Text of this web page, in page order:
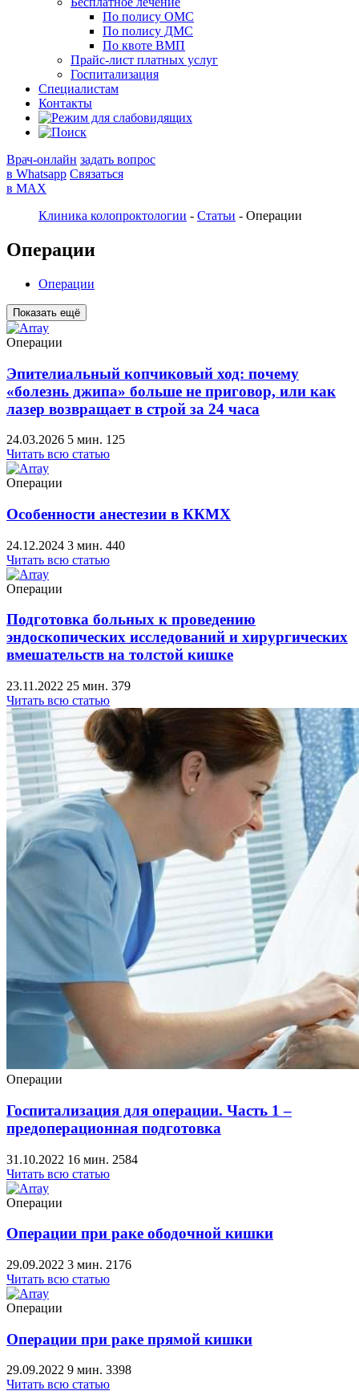
По полису ОМС
По полису ДМС
По квоте ВМП
Прайс-лист платных услуг
Госпитализация
Специалистам
Контакты
Врач-онлайн задать вопрос
в Whatsapp Связаться
в MAX
Клиника колопроктологии - Статьи - Операции
Операции
Операции
Показать ещё
Операции
Эпителиальный копчиковый ход: почему
«болезнь джипа» больше не приговор, или как
лазер возвращает в строй за 24 часа
24.03.2026 5 мин. 125
Читать всю статью
Операции
Особенности анестезии в ККМХ
24.12.2024 3 мин. 440
Читать всю статью
Операции
Подготовка больных к проведению
эндоскопических исследований и хирургических
вмешательств на толстой кишке
23.11.2022 25 мин. 379
Читать всю статью
Операции
Госпитализация для операции. Часть 1 –
предоперационная подготовка
31.10.2022 16 мин. 2584
Читать всю статью
Операции
Операции при раке ободочной кишки
29.09.2022 3 мин. 2176
Читать всю статью
Операции
Операции при раке прямой кишки
29.09.2022 9 мин. 3398
Читать всю статью